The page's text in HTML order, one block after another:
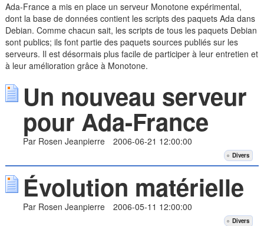
Ada-France a mis en place un serveur Monotone expérimental,
dont la base de données contient les scripts des paquets Ada dans
Debian. Comme chacun sait, les scripts de tous les paquets Debian
sont publics; ils font partie des paquets sources publiés sur les
serveurs. Il est désormais plus facile de participer à leur entretien et
à leur amélioration grâce à Monotone.
Un nouveau serveur
pour Ada-France
Par Rosen Jeanpierre 2006-06-21 12:00:00
Divers
Évolution matérielle
Par Rosen Jeanpierre 2006-05-11 12:00:00
Divers